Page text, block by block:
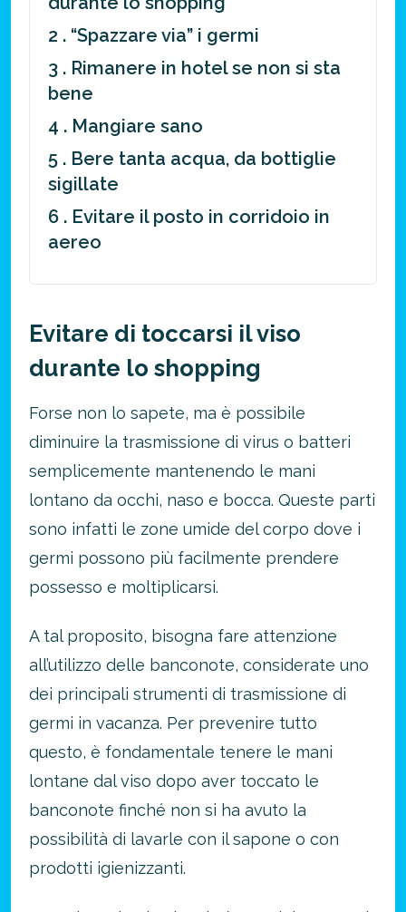
2 . “Spazzare via” i germi
3 . Rimanere in hotel se non si sta
bene
4 . Mangiare sano
5 . Bere tanta acqua, da bottiglie
sigillate
6 . Evitare il posto in corridoio in
aereo
Evitare di toccarsi il viso
durante lo shopping
Forse non lo sapete, ma è possibile
diminuire la trasmissione di virus o batteri
semplicemente mantenendo le mani
lontano da occhi, naso e bocca. Queste parti
sono infatti le zone umide del corpo dove i
germi possono più facilmente prendere
possesso e moltiplicarsi.
A tal proposito, bisogna fare attenzione
all’utilizzo delle banconote, considerate uno
dei principali strumenti di trasmissione di
germi in vacanza. Per prevenire tutto
questo, è fondamentale tenere le mani
lontane dal viso dopo aver toccato le
banconote finché non si ha avuto la
possibilità di lavarle con il sapone o con
prodotti igienizzanti.